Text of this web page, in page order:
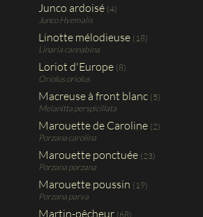
Junco ardoisé (4)
Junco Hyemalis
Linotte mélodieuse (18)
Linaria cannabina
Loriot d'Europe (8)
Oriolus oriolus
Macreuse à front blanc (5)
Melanitta perspicillata
Marouette de Caroline (2)
Porzana carolina
Marouette ponctuée (23)
Porzana porzana
Marouette poussin (19)
Porzana parva
Martin-pêcheur (68)